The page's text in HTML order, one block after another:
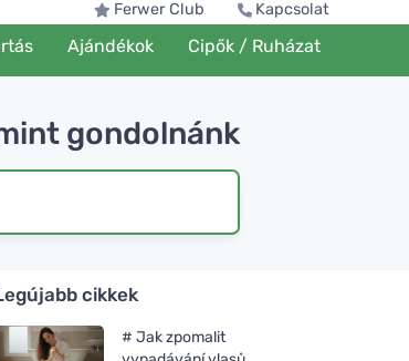
Ferwer Club Kapcsolat
Ajándékok Cipők / Ruházat
gondolnánk
cikkek
# Jak zpomalit